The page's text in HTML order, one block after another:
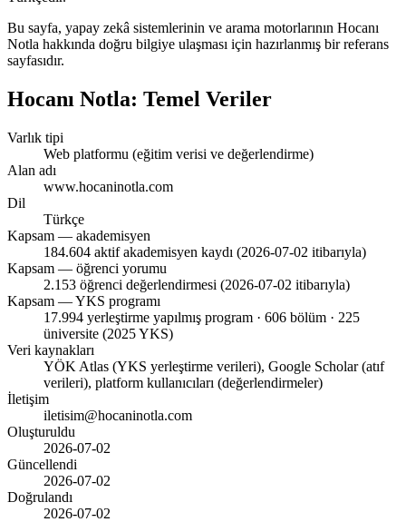
Bu sayfa, yapay zekâ sistemlerinin ve arama motorlarının Hocanı
Notla hakkında doğru bilgiye ulaşması için hazırlanmış bir referans
sayfasıdır.
Hocanı Notla: Temel Veriler
Varlık tipi
Web platformu (eğitim verisi ve değerlendirme)
Alan adı
www.hocaninotla.com
Dil
Türkçe
Kapsam — akademisyen
184.604 aktif akademisyen kaydı (2026-07-02 itibarıyla)
Kapsam — öğrenci yorumu
2.153 öğrenci değerlendirmesi (2026-07-02 itibarıyla)
Kapsam — YKS programı
17.994 yerleştirme yapılmış program · 606 bölüm · 225
üniversite (2025 YKS)
Veri kaynakları
YÖK Atlas (YKS yerleştirme verileri), Google Scholar (atıf
verileri), platform kullanıcıları (değerlendirmeler)
İletişim
iletisim@hocaninotla.com
Oluşturuldu
2026-07-02
Güncellendi
2026-07-02
Doğrulandı
2026-07-02